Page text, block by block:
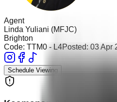
Agent
Linda Yuliani (MFJC)
Brighton
Code: TTM0 - L4Posted: 03 Apr
Schedule Viewing